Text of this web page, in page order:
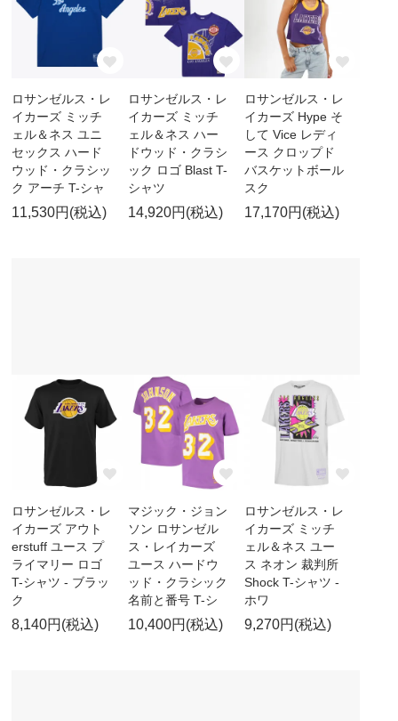
ロサンゼルス・レ
イカーズ ミッチ
ェル＆ネス ユニ
セックス ハード
ウッド・クラシッ
ク アーチ T-シャ
11,530円(税込)
ロサンゼルス・レ
イカーズ ミッチ
ェル＆ネス ハー
ドウッド・クラシ
ック ロゴ Blast T-
シャツ
14,920円(税込)
ロサンゼルス・レ
イカーズ Hype そ
して Vice レディ
ース クロップド
バスケットボール
スク
17,170円(税込)
ロサンゼルス・レ
イカーズ アウト
erstuff ユース プ
ライマリー ロゴ
T-シャツ - ブラッ
ク
8,140円(税込)
マジック・ジョン
ソン ロサンゼル
ス・レイカーズ
ユース ハードウ
ッド・クラシック
名前と番号 T-シ
10,400円(税込)
ロサンゼルス・レ
イカーズ ミッチ
ェル＆ネス ユー
ス ネオン 裁判所
Shock T-シャツ -
ホワ
9,270円(税込)